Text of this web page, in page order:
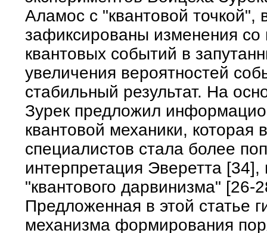
Аламос с "квантовой точкой",
зафиксированы изменения
квантовых событий в
увеличения вероятностей
стабильный результат. На
Зурек предложил
квантовой механики, которая
специалистов стала более
интерпретация Эверетта
"квантового дарвинизма" [26-
Предложенная в этой статье
механизма формирования